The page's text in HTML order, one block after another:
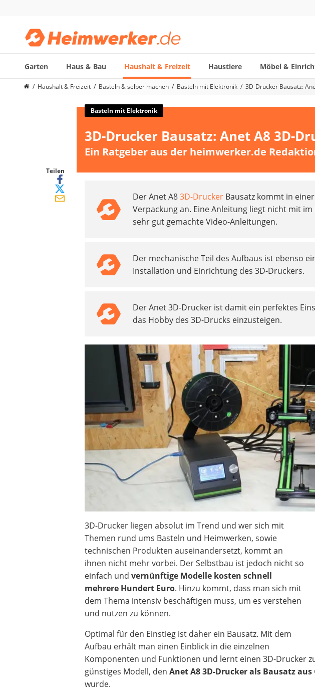
Garten Haus & Bau Haushalt & Freizeit Haustiere Möbel &
Die beliebtesten Vergleiche nach Kategorie
Induktionskochfeld
Tischgeschirrspüler
Elektronische Dartscheibe
Elektrische Pfeffermühle
Ferngesteuertes Auto
Beheizbare Handschuhe
Haushalt & Freizeit Basteln & selber machen Basteln mit Elektronik 3D-Drucker Bausatz:
Teilen
Basteln mit Elektronik
3D-Drucker Bausatz: Anet A8 3D-
Ein Ratgeber aus der heimwerker.de
Der Anet A83D-Drucker Bausatz kommt in
Verpackung an. Eine Anleitung liegt nicht mit
sehr gut gemachte Video-Anleitungen.
Der mechanische Teil des Aufbaus ist ebenso
Installation und Einrichtung des 3D-Druckers.
Der Anet 3D-Drucker ist damit ein perfektes
das Hobby des 3D-Drucks einzusteigen.
3D-Drucker liegen absolut im Trend und wer sich mit
Themen rund ums Basteln und Heimwerken, sowie
technischen Produkten auseinandersetzt, kommt an
ihnen nicht mehr vorbei. Der Selbstbau ist jedoch nicht so
einfach undvernünftige Modelle kosten schnell
mehrere Hundert Euro. Hinzu kommt, dass man sich mit
dem Thema intensiv beschäftigen muss, um es verstehen
und nutzen zu können.
Optimal für den Einstieg ist daher ein Bausatz. Mit dem
Aufbau erhält man einen Einblick in die einzelnen
Komponenten und Funktionen und lernt einen 3D-Drucker
günstiges Modell, den Anet A8 3D-Drucker als Bausatz aus
wurde.